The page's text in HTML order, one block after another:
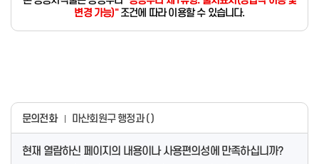
변경 가능)"조건에 따라 이용할 수 있습니다.
문의전화 마산회원구 행정과 ( )
현재 열람하신 페이지의 내용이나 사용편의성에 만족하십니까?